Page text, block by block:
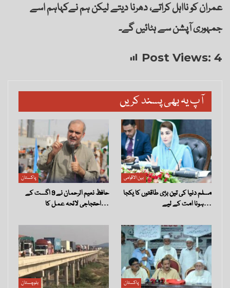
عمران کو نااہل کراتے، دھرنا دیتے لیکن ہم نےکہاہم اسے
جمہوری آپشن سے ہٹائیں گے۔
Post Views: 4
آپ یہ بھی پسند کریں
پاکستان
حافظ نعیم الرحمان نے 9 اگست کے
احتجاجی لائحہ عمل کا…
بین الاقوامی
مسلم دنیا کی تین بڑی طاقتوں کا یکجا
ہونا امت کے لیے…
بلوچستان پاکستان